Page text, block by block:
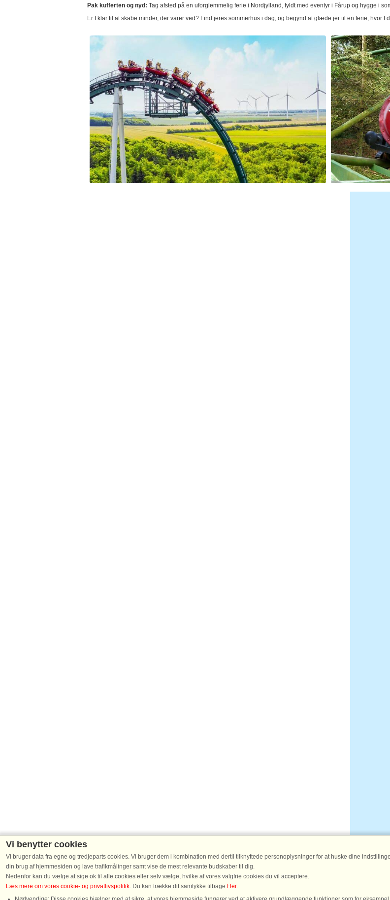
Pak kufferten og nyd: Tag afsted på en uforglemmelig ferie i Nordjylland, fyldt med eventyr i Fårup og hygge i
Er I klar til at skabe minder, der varer ved? Find jeres sommerhus i dag, og begynd at glæde jer til en ferie, hvor I
Vi benytter cookies
Vi bruger data fra egne og tredjeparts cookies. Vi bruger dem i kombination med dertil tilknyttede personoplysninger for at huske dine
din brug af hjemmesiden og lave trafikmålinger samt vise de mest relevante budskaber til dig.
Nedenfor kan du vælge at sige ok til alle cookies eller selv vælge, hvilke af vores valgfrie cookies du vil acceptere.
Læs mere om vores cookie- og privatlivspolitik. Du kan trække dit samtykke tilbage Her.